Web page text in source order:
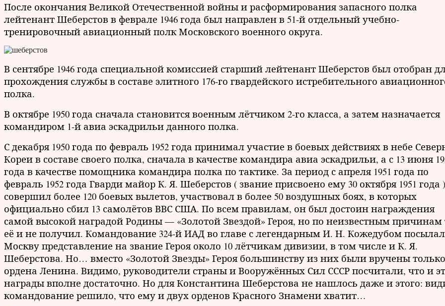
После окончания Великой Отечественной войны и расформирования запасного полка
лейтенант Шеберстов в феврале 1946 года был направлен в 51-й отдельный учебно-
тренировочный авиационный полк Московского военного округа.
В сентябре 1946 года специальной комиссией старший лейтенант Шеберстов был отобран
прохождения службы в составе элитного 176-го гвардейского истребительного
полка.
В октябре 1950 года сначала становится военным лётчиком 2-го класса, а затем назначается
командиром 1-й авиа эскадрильи данного полка.
С декабря 1950 года по февраль 1952 года принимал участие в боевых действиях в небе
Кореи в составе своего полка, сначала в качестве командира авиа эскадрильи, а с 13 июня
года в качестве помощника командира полка по тактике. За период с апреля 1951 года по
февраль 1952 года Гварди майор К. Я. Шеберстов ( звание присвоено ему 30 октября 1951 года )
совершил более 120 боевых вылетов, участвовал в более 50 воздушных боях, в которых
официально сбил 13 самолётов ВВС США. По всем правилам, он был достоин награждения
самой высокой наградой Родины — «Золотой Звездой» Героя, но по неизвестным причинам
её и не получил. Командование 324-й ИАД во главе с легендарным И. Н. Кожедубом
Москву представление на звание Героя около 10 лётчикам дивизии, в том числе и К. Я.
Шеберстова. Но… вместо «Золотой Звезды» Героя большинству из них были вручены только
ордена Ленина. Видимо, руководители страны и Вооружённых Сил СССР посчитали, что и
награды вполне достаточно. Но для Константина Шеберстова не нашлось даже и этого:
командование решило, что ему и двух орденов Красного Знамени хватит…